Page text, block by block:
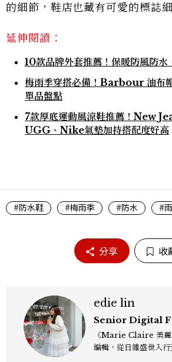
的細節，鞋店也藏有可愛的標誌細
延伸閱讀：
10款品牌外套推薦！保暖防風防水
梅雨季穿搭必備！Barbour 油布
單品盤點
7款厚底運動風涼鞋推薦！New
UGG、Nike氣墊加持搭配度好高
#防水鞋 #梅雨季 #防水 #
分享 收
edie lin
Senior Digital
《Marie Claire 美麗
編輯，從日雜盛世入行